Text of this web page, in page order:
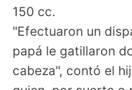
150 cc.
"Efectuaron un
papá le gatillaron
cabeza", contó el